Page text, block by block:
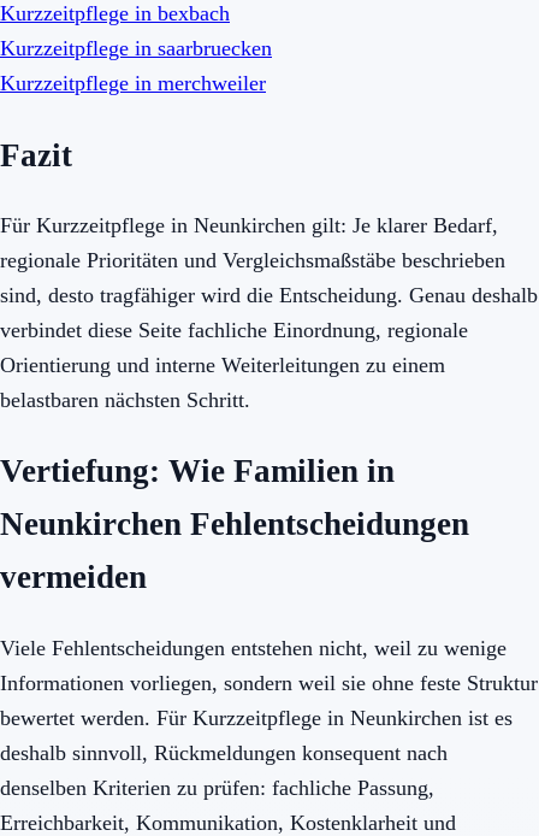
Kurzzeitpflege in bexbach
Kurzzeitpflege in saarbruecken
Kurzzeitpflege in merchweiler
Fazit
Für Kurzzeitpflege in Neunkirchen gilt: Je klarer Bedarf,
regionale Prioritäten und Vergleichsmaßstäbe beschrieben
sind, desto tragfähiger wird die Entscheidung. Genau deshalb
verbindet diese Seite fachliche Einordnung, regionale
Orientierung und interne Weiterleitungen zu einem
belastbaren nächsten Schritt.
Vertiefung: Wie Familien in
Neunkirchen Fehlentscheidungen
vermeiden
Viele Fehlentscheidungen entstehen nicht, weil zu wenige
Informationen vorliegen, sondern weil sie ohne feste Struktur
bewertet werden. Für Kurzzeitpflege in Neunkirchen ist es
deshalb sinnvoll, Rückmeldungen konsequent nach
denselben Kriterien zu prüfen: fachliche Passung,
Erreichbarkeit, Kommunikation, Kostenklarheit und